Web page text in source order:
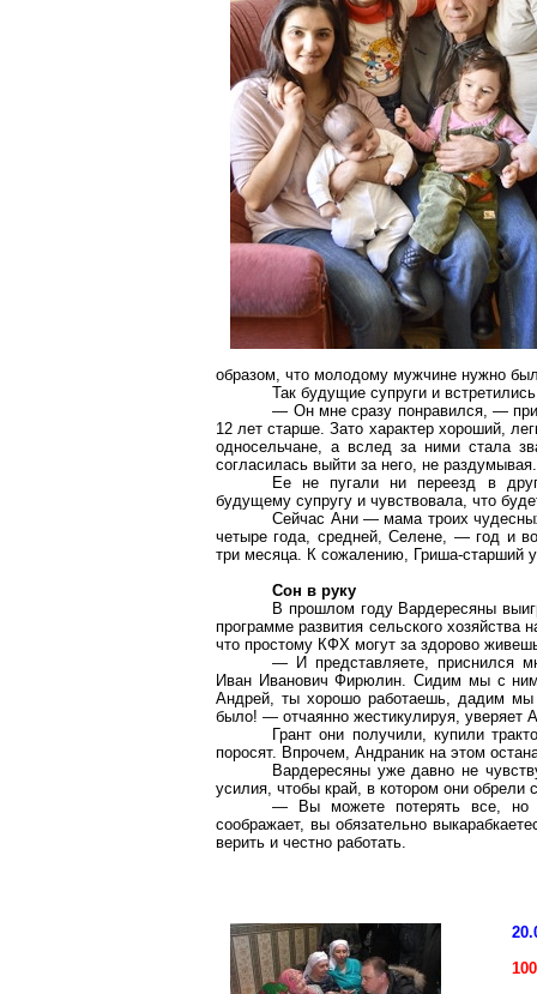
образом, что молодому мужчине нужно
Так будущие супруги и
— Он мне сразу понравился, —
12 лет старше. Зато характер хороший,
односельчане, а вслед за ними стала
согласилась выйти за него, не раздумывая.
Ее не пугали ни переезд в
будущему супругу и чувствовала, что
Сейчас Ани — мама троих
четыре года, средней, Селене, — год и
три месяца. К сожалению, Гриша-старший
Сон в руку
В прошлом году Вардересяны
программе развития сельского
что простому КФХ могут за здорово
— И представляете, приснился
Иван Иванович Фирюлин. Сидим мы с ним
Андрей, ты хорошо работаешь, дадим мы
было! — отчаянно жестикулируя, уверяет
Грант они получили, купили
поросят. Впрочем, Андраник на этом
Вардересяны уже давно не
усилия, чтобы край, в котором они обрели
— Вы можете потерять все, но
соображает, вы обязательно
верить и честно работать.